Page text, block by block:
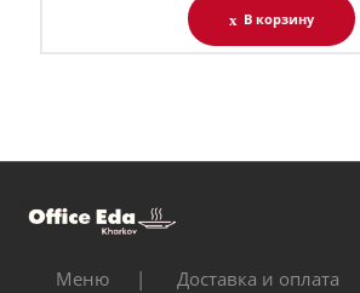
В корзину
Меню Доставка и оплата